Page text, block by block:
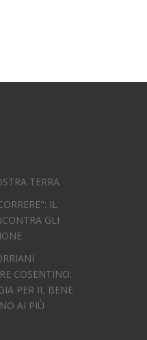
TERRA
IL
GLI
COSENTINO:
PER IL BENE
AI PIÙ